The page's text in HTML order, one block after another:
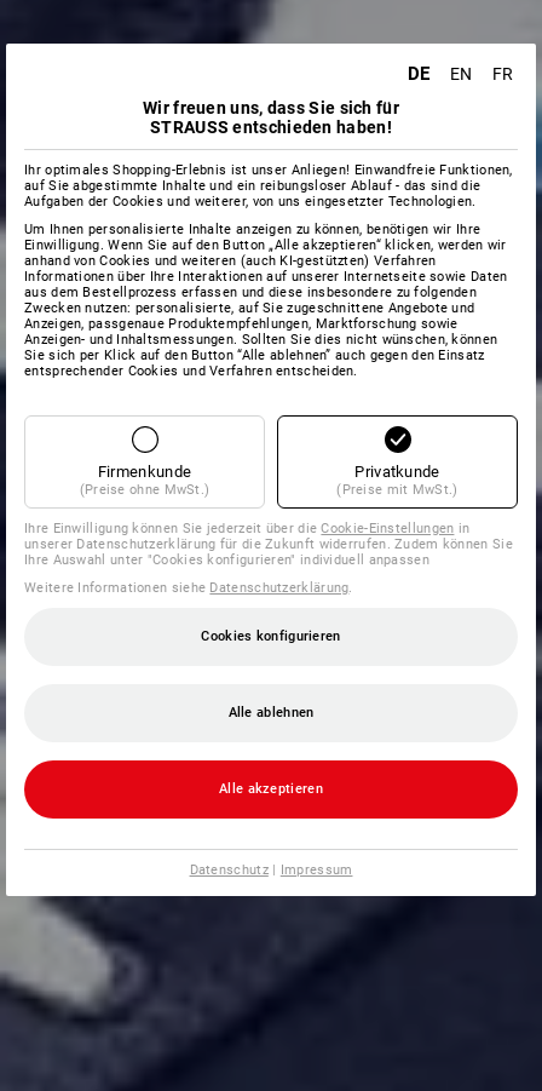
DE EN
FR
Wir freuen uns, dass Sie sich für
STRAUSS entschieden haben!
Ihr optimales Shopping-Erlebnis ist unser Anliegen! Einwandfreie Funktionen,
auf Sie abgestimmte Inhalte und ein reibungsloser Ablauf - das sind die
Aufgaben der Cookies und weiterer, von uns eingesetzter Technologien.
Um Ihnen personalisierte Inhalte anzeigen zu können, benötigen wir Ihre
Einwilligung. Wenn Sie auf den Button „Alle akzeptieren“ klicken, werden wir
anhand von Cookies und weiteren (auch KI-gestützten) Verfahren
Informationen über Ihre Interaktionen auf unserer Internetseite sowie Daten
aus dem Bestellprozess erfassen und diese insbesondere zu folgenden
Zwecken nutzen: personalisierte, auf Sie zugeschnittene Angebote und
Anzeigen, passgenaue Produktempfehlungen, Marktforschung sowie
Anzeigen- und Inhaltsmessungen. Sollten Sie dies nicht wünschen, können
Sie sich per Klick auf den Button “Alle ablehnen” auch gegen den Einsatz
entsprechender Cookies und Verfahren entscheiden.
Firmenkunde
(Preise ohne MwSt.)
Privatkunde
(Preise mit MwSt.)
Ihre Einwilligung können Sie jederzeit über dieCookie-Einstellungen in
unserer Datenschutzerklärung für die Zukunft widerrufen. Zudem können Sie
Ihre Auswahl unter "Cookies konfigurieren" individuell anpassen
Weitere Informationen siehe Datenschutzerklärung.
Cookies konfigurieren
Alle ablehnen
Alle akzeptieren
Datenschutz| Impressum